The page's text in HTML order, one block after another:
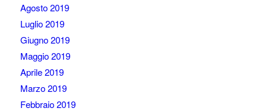
Agosto 2019
Luglio 2019
Giugno 2019
Maggio 2019
Aprile 2019
Marzo 2019
Febbraio 2019